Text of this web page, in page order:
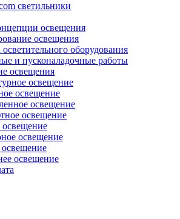
светильники
освещения
освещения
оборудования
и пусконаладочные работы
освещения
освещение
освещение
освещение
освещение
освещение
освещение
освещение